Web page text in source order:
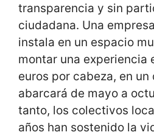
transparencia y sin
ciudadana. Una
instala en un espacio
montar una experiencia
euros por cabeza, en
abarcará de mayo a
tanto, los colectivos
años han sostenido la